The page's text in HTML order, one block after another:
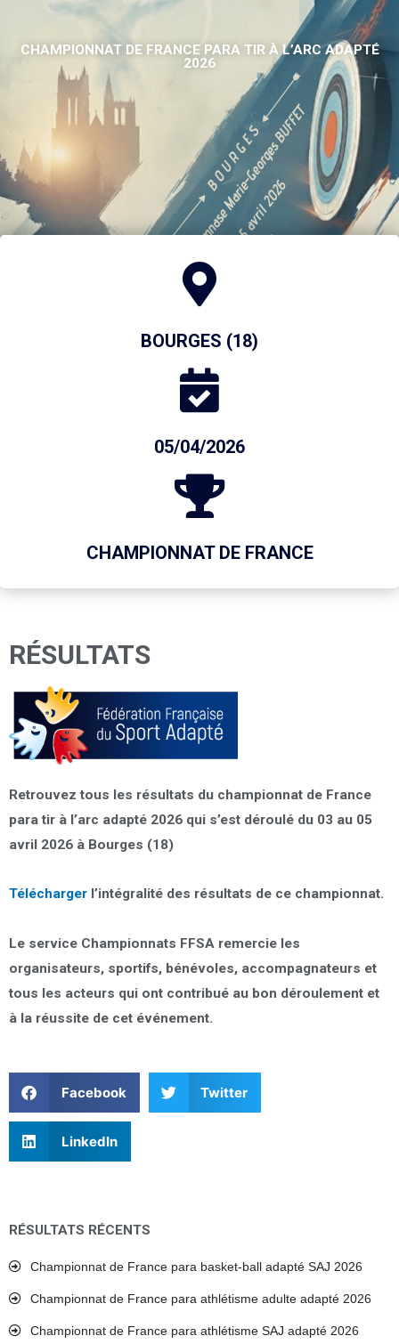
CHAMPIONNAT DE FRANCE PARA TIR À L’ARC ADAPTÉ
2026
BOURGES (18)
05/04/2026
CHAMPIONNAT DE FRANCE
RÉSULTATS
Retrouvez tous les résultats du championnat de France
para tir à l’arc adapté 2026 qui s’est déroulé du 03 au 05
avril 2026 à Bourges (18)
Télécharger l’intégralité des résultats de ce championnat.
Le service Championnats FFSA remercie les
organisateurs, sportifs, bénévoles, accompagnateurs et
tous les acteurs qui ont contribué au bon déroulement et
à la réussite de cet événement.
Facebook Twitter
LinkedIn
RÉSULTATS RÉCENTS
Championnat de France para basket-ball adapté SAJ 2026
Championnat de France para athlétisme adulte adapté 2026
Championnat de France para athlétisme SAJ adapté 2026